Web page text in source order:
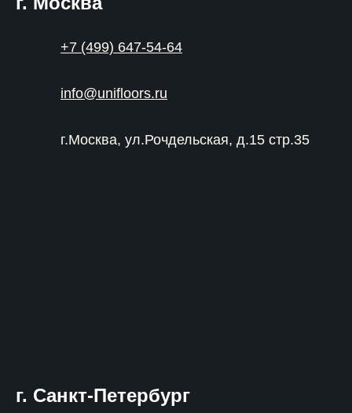
+7 (499) 647-54-64
info@unifloors.ru
г.Москва, ул.Рочдельская, д.15 стр.35
г. Санкт-Петербург